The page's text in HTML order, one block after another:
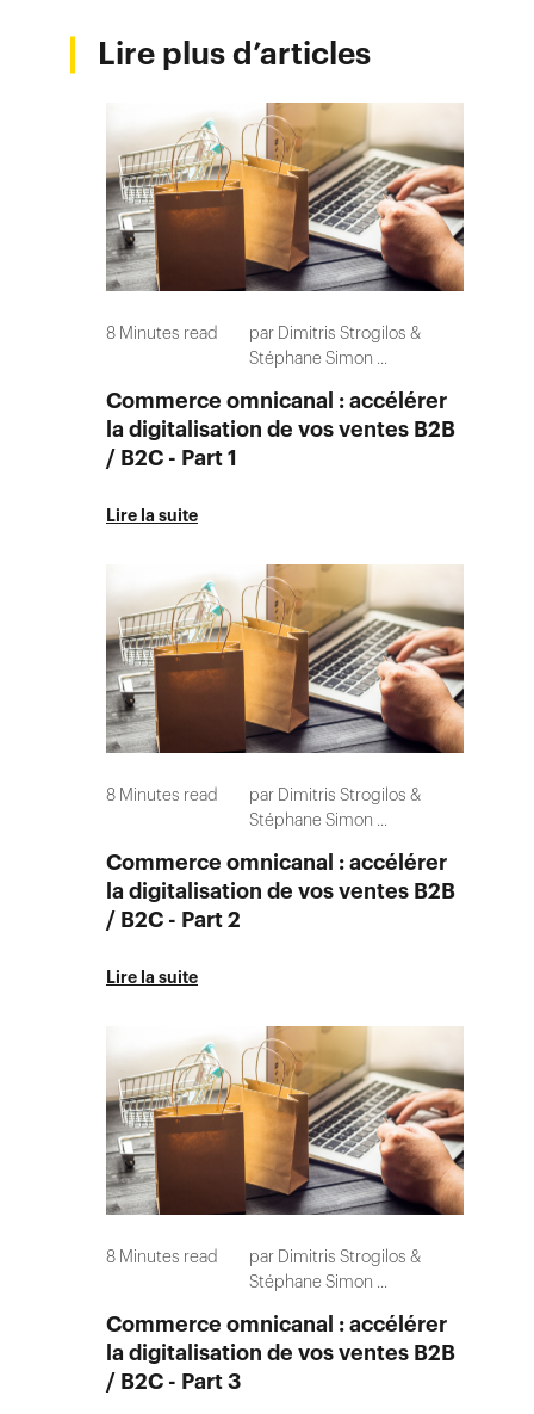
Lire plus d’articles
8 Minutes read par Dimitris Strogilos
Stéphane Simon ...
Commerce omnicanal : accélérer
la digitalisation de vos ventes B2B
/ B2C - Part 1
Lire la suite
8 Minutes read par Dimitris Strogilos
Stéphane Simon ...
Commerce omnicanal : accélérer
la digitalisation de vos ventes B2B
/ B2C - Part 2
Lire la suite
8 Minutes read par Dimitris Strogilos
Stéphane Simon ...
Commerce omnicanal : accélérer
la digitalisation de vos ventes B2B
/ B2C - Part 3